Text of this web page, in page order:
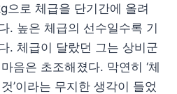
으로 체급을 단기간에 올려
. 높은 체급의 선수일수록 기
. 체급이 달랐던 그는 상비군
음은 초조해졌다. 막연히 ‘체
’이라는 무지한 생각이 들었